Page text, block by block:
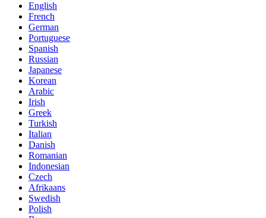
English
French
German
Portuguese
Spanish
Russian
Japanese
Korean
Arabic
Irish
Greek
Turkish
Italian
Danish
Romanian
Indonesian
Czech
Afrikaans
Swedish
Polish